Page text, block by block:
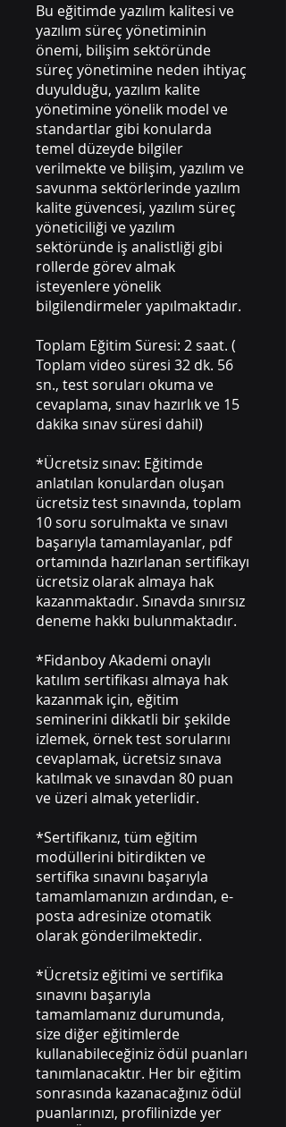
Bu eğitimde yazılım kalitesi ve
yazılım süreç yönetiminin
önemi, bilişim sektöründe
süreç yönetimine neden ihtiyaç
duyulduğu, yazılım kalite
yönetimine yönelik model ve
standartlar gibi konularda
temel düzeyde bilgiler
verilmekte ve bilişim, yazılım ve
savunma sektörlerinde yazılım
kalite güvencesi, yazılım süreç
yöneticiliği ve yazılım
sektöründe iş analistliği gibi
rollerde görev almak
isteyenlere yönelik
bilgilendirmeler yapılmaktadır.
Toplam Eğitim Süresi: 2 saat. (
Toplam video süresi 32 dk. 56
sn., test soruları okuma ve
cevaplama, sınav hazırlık ve 15
dakika sınav süresi dahil)
*Ücretsiz sınav: Eğitimde
anlatılan konulardan oluşan
ücretsiz test sınavında, toplam
10 soru sorulmakta ve sınavı
başarıyla tamamlayanlar, pdf
ortamında hazırlanan sertifikayı
ücretsiz olarak almaya hak
kazanmaktadır. Sınavda sınırsız
deneme hakkı bulunmaktadır.
*Fidanboy Akademi onaylı
katılım sertifikası almaya hak
kazanmak için, eğitim
seminerini dikkatli bir şekilde
izlemek, örnek test sorularını
cevaplamak, ücretsiz sınava
katılmak ve sınavdan 80 puan
ve üzeri almak yeterlidir.
*Sertifikanız, tüm eğitim
modüllerini bitirdikten ve
sertifika sınavını başarıyla
tamamlamanızın ardından, e-
posta adresinize otomatik
olarak gönderilmektedir.
*Ücretsiz eğitimi ve sertifika
sınavını başarıyla
tamamlamanız durumunda,
size diğer eğitimlerde
kullanabileceğiniz ödül puanları
tanımlanacaktır. Her bir eğitim
sonrasında kazanacağınız ödül
puanlarınızı, profilinizde yer